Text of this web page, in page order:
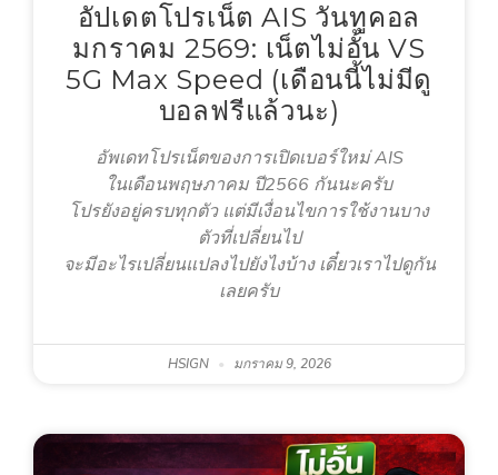
อัปเดตโปรเน็ต AIS วันทูคอล
มกราคม 2569: เน็ตไม่อั้น VS
5G Max Speed (เดือนนี้ไม่มีดู
บอลฟรีแล้วนะ)
อัพเดทโปรเน็ตของการเปิดเบอร์ใหม่ AIS
ในเดือนพฤษภาคม ปี2566 กันนะครับ
โปรยังอยู่ครบทุกตัว แต่มีเงื่อนไขการใช้งานบาง
ตัวที่เปลี่ยนไป
จะมีอะไรเปลี่ยนแปลงไปยังไงบ้าง เดี๋ยวเราไปดูกัน
เลยครับ
HSIGN มกราคม 9, 2026